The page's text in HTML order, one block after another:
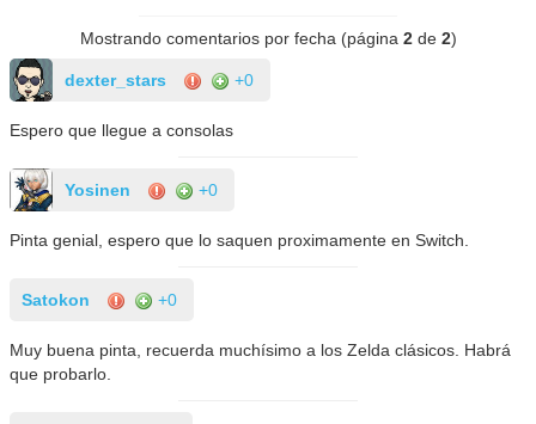
Mostrando comentarios por fecha (página 2de 2)
dexter_stars +0
Espero que llegue a consolas
Yosinen +0
Pinta genial, espero que lo saquen proximamente en Switch.
Satokon +0
Muy buena pinta, recuerda muchísimo a los Zelda clásicos. Habrá
que probarlo.